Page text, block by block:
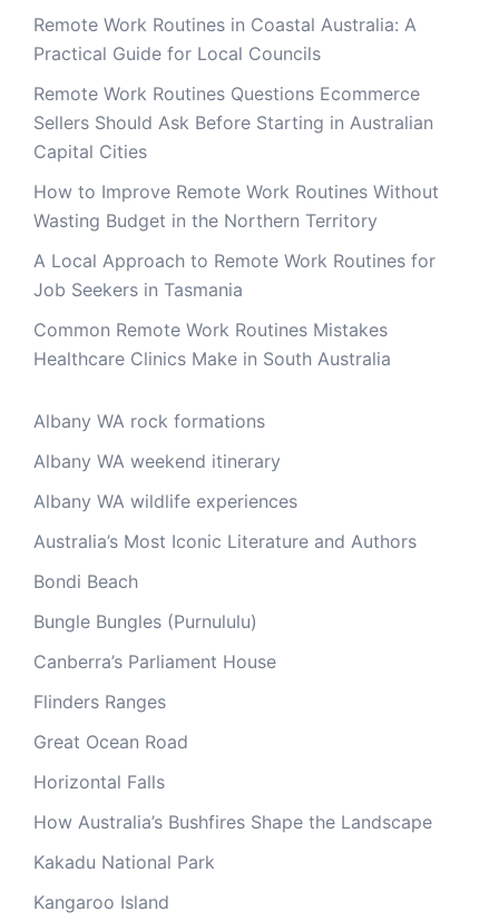
Remote Work Routines in Coastal Australia: A
Practical Guide for Local Councils
Remote Work Routines Questions Ecommerce
Sellers Should Ask Before Starting in Australian
Capital Cities
How to Improve Remote Work Routines Without
Wasting Budget in the Northern Territory
A Local Approach to Remote Work Routines for
Job Seekers in Tasmania
Common Remote Work Routines Mistakes
Healthcare Clinics Make in South Australia
Albany WA rock formations
Albany WA weekend itinerary
Albany WA wildlife experiences
Australia’s Most Iconic Literature and Authors
Bondi Beach
Bungle Bungles (Purnululu)
Canberra’s Parliament House
Flinders Ranges
Great Ocean Road
Horizontal Falls
How Australia’s Bushfires Shape the Landscape
Kakadu National Park
Kangaroo Island